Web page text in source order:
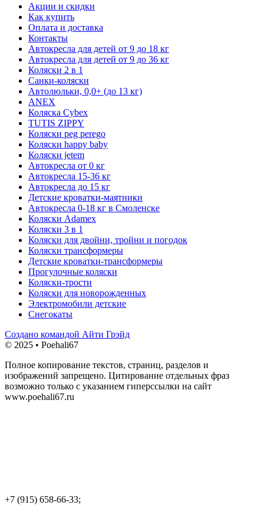
Акции и скидки
Как купить
Оплата и доставка
Контакты
Автокресла для детей от 9 до 18 кг
Автокресла для детей от 9 до 36 кг
Коляски 2 в 1
Санки-коляски
Автолюльки, 0,0+ (до 13 кг)
ANEX
Коляска Cybex
TUTIS ZIPPY
Коляски peg perego
Коляски happy baby
Коляски jetem
Автокресла от 0 кг
Автокресла 15-36 кг
Автокресла до 15 кг
Детские кроватки-маятники
Автокресла 0-18 кг в Смоленске
Коляски Adamex
Коляски 3 в 1
Коляски для двойни, тройни и погодок
Коляски трансформеры
Детские кроватки-трансформеры
Прогулочные коляски
Коляски-трости
Коляски для новорожденных
Электромобили детские
Снегокаты
Создано командой Айти Грэйд
© 2025 • Poehali67
Полное копирование текстов, страниц, разделов и
изображений запрещено. Цитирование отдельных фраз
возможно только с указанием гиперссылки на сайт
www.poehali67.ru
+7 (915) 658-66-33;